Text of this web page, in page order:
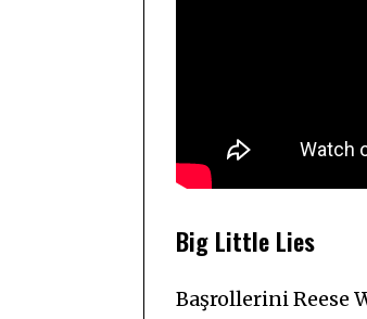
Big Little Lies
Başrollerini Reese